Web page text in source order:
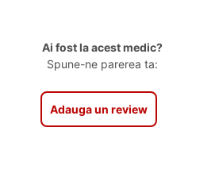
Ai fost la acest medic?
Spune-ne parerea ta:
Adauga un review